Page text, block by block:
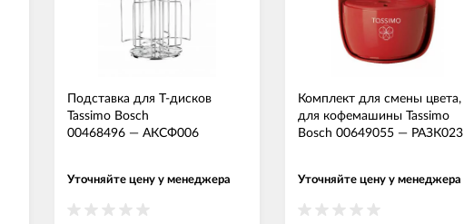
Подставка для Т-дисков
Tassimo Bosch
00468496 — АКСФ006
Уточняйте цену у менеджера
Комплект для смены цвета,
для кофемашины Tassimo
Bosch 00649055 — РАЗК023
Уточняйте цену у менеджера